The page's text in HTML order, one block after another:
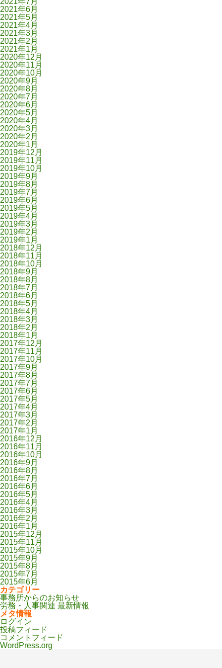
2021年6月
2021年5月
2021年4月
2021年3月
2021年2月
2021年1月
2020年12月
2020年11月
2020年10月
2020年9月
2020年8月
2020年7月
2020年6月
2020年5月
2020年4月
2020年3月
2020年2月
2020年1月
2019年12月
2019年11月
2019年10月
2019年9月
2019年8月
2019年7月
2019年6月
2019年5月
2019年4月
2019年3月
2019年2月
2019年1月
2018年12月
2018年11月
2018年10月
2018年9月
2018年8月
2018年7月
2018年6月
2018年5月
2018年4月
2018年3月
2018年2月
2018年1月
2017年12月
2017年11月
2017年10月
2017年9月
2017年8月
2017年7月
2017年6月
2017年5月
2017年4月
2017年3月
2017年2月
2017年1月
2016年12月
2016年11月
2016年10月
2016年9月
2016年8月
2016年7月
2016年6月
2016年5月
2016年4月
2016年3月
2016年2月
2016年1月
2015年12月
2015年11月
2015年10月
2015年9月
2015年8月
2015年7月
2015年6月
カテゴリー
事務所からのお知らせ
労務・人事関連 最新情報
メタ情報
ログイン
投稿フィード
コメントフィード
WordPress.org